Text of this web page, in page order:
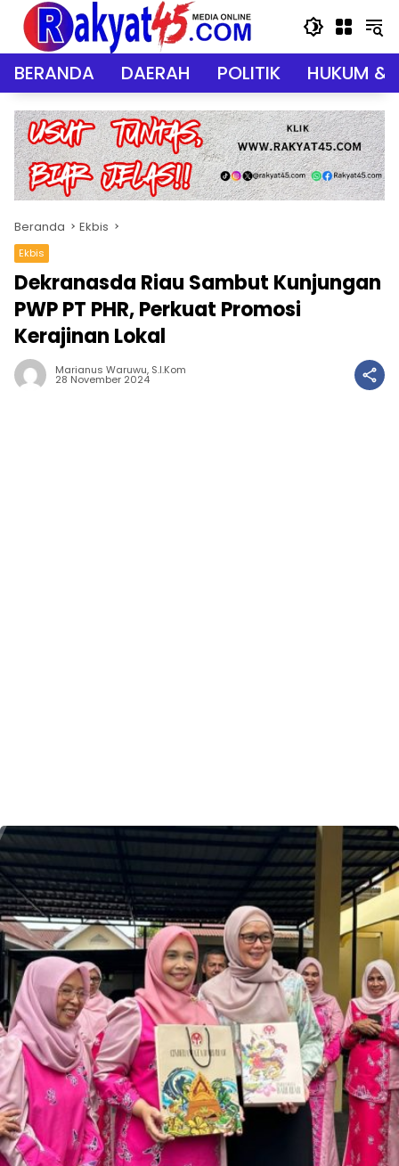
Langsung
konten
BERANDA DAERAH POLITIK HUKUM &
Beranda Ekbis
Ekbis
Dekranasda Riau Sambut Kunjungan
PWP PT PHR, Perkuat Promosi
Kerajinan Lokal
Marianus Waruwu, S.I.Kom
28 November 2024